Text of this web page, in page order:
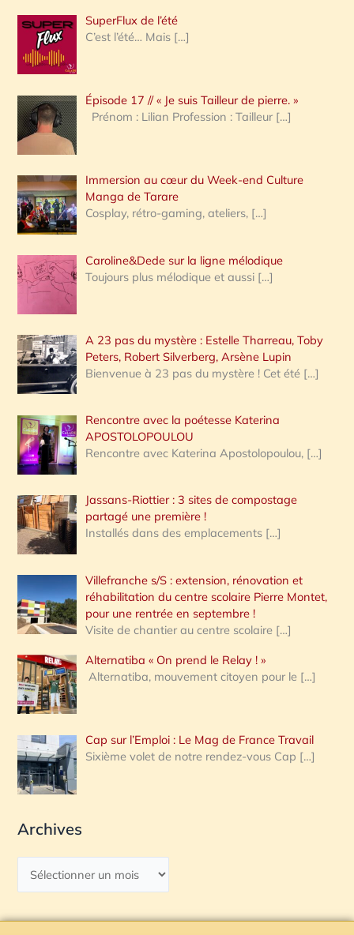
e
r
c
h
e
:
SuperFlux de l’été
C’est l’été… Mais […]
Épisode 17 // « Je suis Tailleur de pierre. »
Prénom : Lilian Profession : Tailleur […]
Immersion au cœur du Week-end Culture
Manga de Tarare
Cosplay, rétro-gaming, ateliers, […]
Caroline&Dede sur la ligne mélodique
Toujours plus mélodique et aussi […]
A 23 pas du mystère : Estelle Tharreau, Toby
Peters, Robert Silverberg, Arsène Lupin
Bienvenue à 23 pas du mystère ! Cet été […]
Rencontre avec la poétesse Katerina
APOSTOLOPOULOU
Rencontre avec Katerina Apostolopoulou, […]
Jassans-Riottier : 3 sites de compostage
partagé une première !
Installés dans des emplacements […]
Villefranche s/S : extension, rénovation et
réhabilitation du centre scolaire Pierre Montet,
pour une rentrée en septembre !
Visite de chantier au centre scolaire […]
Alternatiba « On prend le Relay ! »
Alternatiba, mouvement citoyen pour le […]
Cap sur l’Emploi : Le Mag de France Travail
Sixième volet de notre rendez-vous Cap […]
Archives